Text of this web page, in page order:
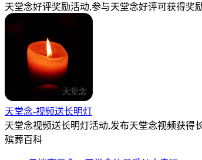
天堂念好评奖励活动,参与天堂念好评可获得奖
天堂念-视频送长明灯
天堂念视频送长明灯活动,发布天堂念视频获得
殡葬百科